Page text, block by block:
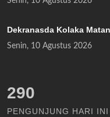
Dekranasda Kolaka
Senin, 10 Agustus 2026
334
PENGUNJUNG HARI INI